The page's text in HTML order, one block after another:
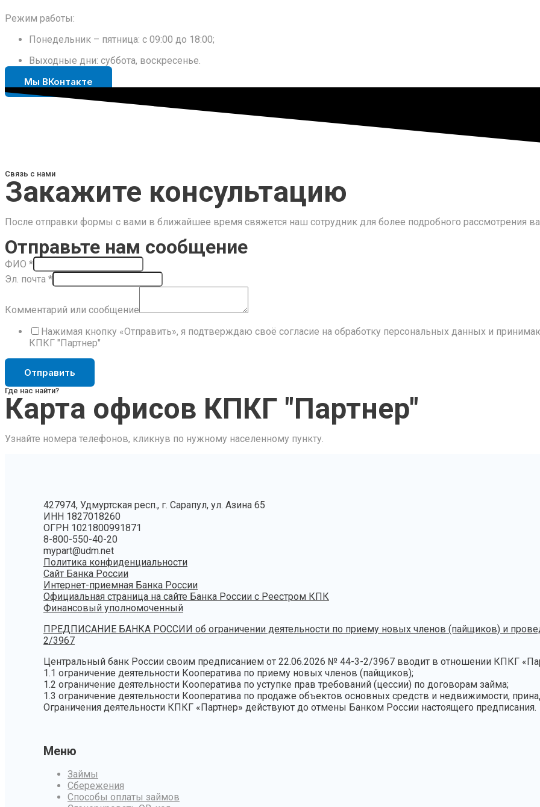
Режим работы:
Понедельник – пятница: с 09:00 до 18:00;
Выходные дни: суббота, воскресенье.
Мы ВКонтакте
Связь с нами
Закажите консультацию
После отправки формы с вами в ближайшее время свяжется наш сотрудник для более подробного рассмотрения
Отправьте нам сообщение
ФИО *
Эл. почта *
Комментарий или сообщение
Нажимая кнопку «Отправить», я подтверждаю своё согласие на обработку персональных данных и
КПКГ "Партнер"
Отправить
Где нас найти?
Карта офисов КПКГ "Партнер"
Узнайте номера телефонов, кликнув по нужному населенному пункту.
427974, Удмуртская респ., г. Сарапул, ул. Азина 65
ИНН 1827018260
ОГРН 1021800991871
8-800-550-40-20
mypart@udm.net
Политика конфиденциальности
Сайт Банка России
Интернет-приемная Банка России
Официальная страница на сайте Банка России с Реестром КПК
Финансовый уполномоченный
ПРЕДПИСАНИЕ БАНКА РОССИИ об ограничении деятельности по приему новых членов (пайщиков) и
2/3967
Центральный банк России своим предписанием от 22.06.2026 № 44-3-2/3967 вводит в отношении КПКГ
1.1 ограничение деятельности Кооператива по приему новых членов (пайщиков);
1.2 ограничение деятельности Кооператива по уступке прав требований (цессии) по договорам займа;
1.3 ограничение деятельности Кооператива по продаже объектов основных средств и недвижимости,
Ограничения деятельности КПКГ «Партнер» действуют до отмены Банком России настоящего предписания.
Меню
Займы
Сбережения
Способы оплаты займов